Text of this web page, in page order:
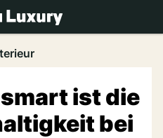
ist die
bei